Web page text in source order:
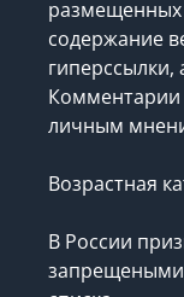
размещенных
содержание
гиперссылки,
Комментарии
личным
Возрастная
В России